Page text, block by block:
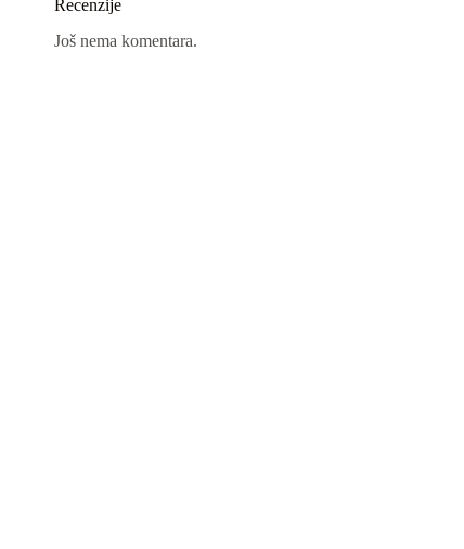
Recenzije
Još nema komentara.